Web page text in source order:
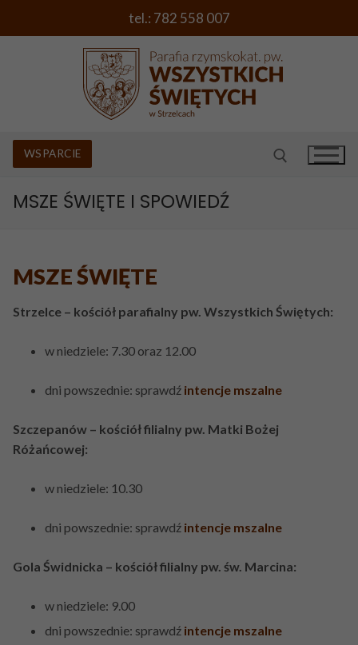
tel.: 782 558 007
WSPARCIE
Rys historyczny i kościoły
Wezwanie parafii i herb
Duszpasterz
PORADNIK
Chrzest Święty
Namaszczenie chorych
MSZE ŚWIĘTE I SPOWIEDŹ
KONTAKT
MSZE ŚWIĘTE I SPOWIEDŹ
MSZE ŚWIĘTE
Strzelce – kościół parafialny pw. Wszystkich Świętych:
w niedziele: 7.30 oraz 12.00
dni powszednie: sprawdź intencje mszalne
Szczepanów – kościół filialny pw. Matki Bożej
Różańcowej:
w niedziele: 10.30
dni powszednie: sprawdź intencje mszalne
Gola Świdnicka – kościół filialny pw. św. Marcina:
w niedziele: 9.00
dni powszednie: sprawdź intencje mszalne